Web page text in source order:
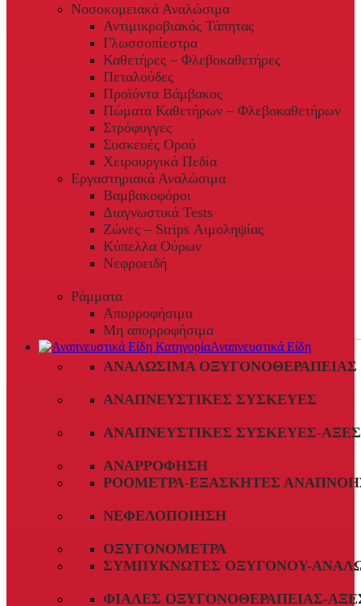
Νοσοκομειακά Αναλώσιμα
Αντιμικροβιακός Τάπητας
Γλωσσοπίεστρα
Καθετήρες – Φλεβοκαθετήρες
Πεταλούδες
Προϊόντα Βάμβακος
Πώματα Καθετήρων – Φλεβοκαθετήρων
Στρόφυγγες
Συσκευές Ορού
Χειρουργικά Πεδία
Εργαστηριακά Αναλώσιμα
Βαμβακοφόροι
Διαγνωστικά Tests
Ζώνες – Strips Αιμοληψίας
Κύπελλα Ούρων
Νεφροειδή
Ράμματα
Απορροφήσιμα
Μη απορροφήσιμα
Αναπνευστικά Είδη
ΑΝΑΛΏΣΙΜΑ ΟΞΥΓΟΝΟΘΕΡΑΠΕΊΑΣ
ΑΝΑΠΝΕΥΣΤΙΚΈΣ ΣΥΣΚΕΥΈΣ
ΑΝΑΠΝΕΥΣΤΙΚΈΣ ΣΥΣΚΕΥΈΣ-
ΑΝΑΡΡΌΦΗΣΗ
ΡΟΌΜΕΤΡΑ-ΕΞΑΣΚΗΤΈΣ
ΝΕΦΕΛΟΠΟΊΗΣΗ
ΟΞΥΓΟΝΌΜΕΤΡΑ
ΣΥΜΠΥΚΝΩΤΈΣ ΟΞΥΓΌΝΟΥ-
ΦΙΆΛΕΣ ΟΞΥΓΟΝΟΘΕΡΑΠΕΊΑΣ-